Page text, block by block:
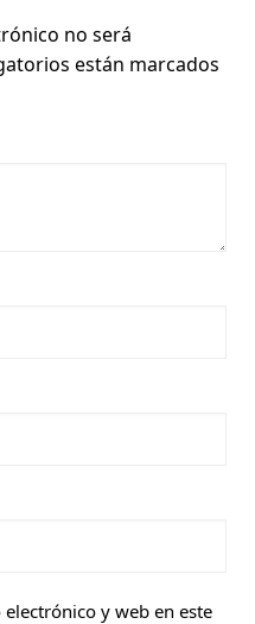
no será
están marcados
y web en este